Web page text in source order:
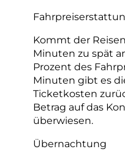
Kommt der
Minuten zu spät
Prozent des
Minuten gibt es
Ticketkosten
Betrag auf das
überwiesen.
Übernachtung